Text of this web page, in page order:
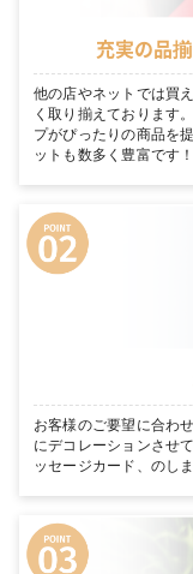
充実の品
他の店やネットでは買
く取り揃えております
プがぴったりの商品を
ットも数多く豊富です！
お客様のご要望に合わ
にデコレーションさせ
ッセージカード、のし